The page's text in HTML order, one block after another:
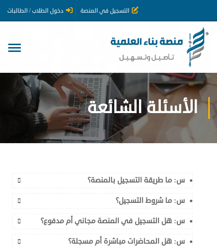
التسجيل في المنصة دخول الطلاب / الطالبات
الأسئلة الشائعة
س: ما طريقة التسجيل بالمنصة؟
س: ما شروط التسجيل؟
س: هل التسجيل في المنصة مجاني أم مدفوع؟
س: هل المحاضرات مباشرة أم مسجلة؟